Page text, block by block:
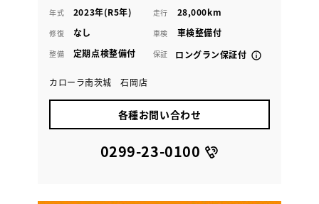
年式 2023年(R5年) 走行 28,000km
修復 なし 車検 車検整備付
整備 定期点検整備付 保証 ロングラン保証付
カローラ南茨城 石岡店
各種お問い合わせ
0299-23-0100